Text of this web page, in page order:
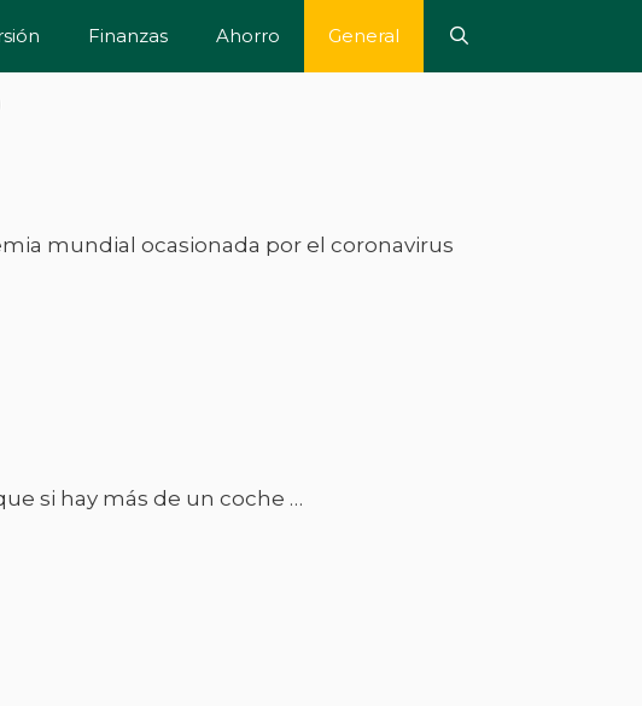
Finanzas Ahorro General
mundial ocasionada por el coronavirus
si hay más de un coche …